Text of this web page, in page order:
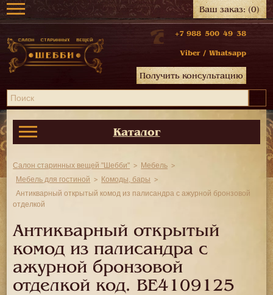
Ваш заказ:(0)
+7 988 500 49 38
Viber / Whatsapp
Получить консультацию
Каталог
Салон старинных вещей "Шебби"
Мебель
Мебель для гостиной
Комоды, бары
Антикварный открытый комод из палисандра с ажурной бронзовой
отделкой
Антикварный открытый
комод из палисандра с
ажурной бронзовой
отделкой код. BE4109125